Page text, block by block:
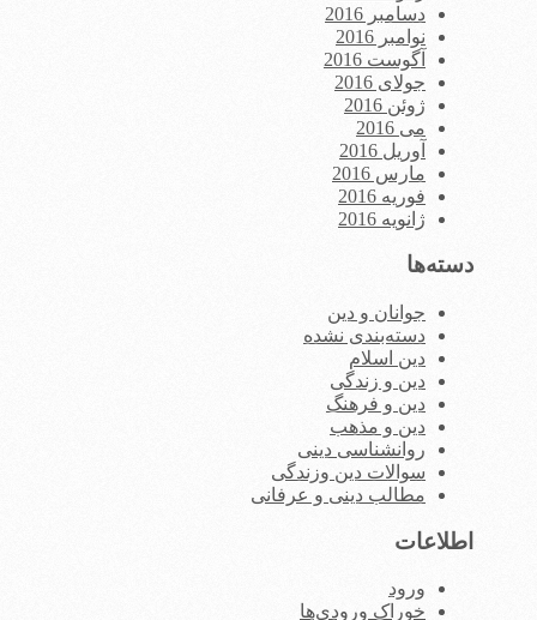
دسامبر 2016
نوامبر 2016
آگوست 2016
جولای 2016
ژوئن 2016
می 2016
آوریل 2016
مارس 2016
فوریه 2016
ژانویه 2016
دسته‌ها
جوانان و دین
دسته‌بندی نشده
دین اسلام
دین و زندگی
دین و فرهنگ
دین و مذهب
روانشناسی دینی
سوالات دین وزندگی
مطالب دینی و عرفانی
اطلاعات
ورود
خوراک ورودی‌ها